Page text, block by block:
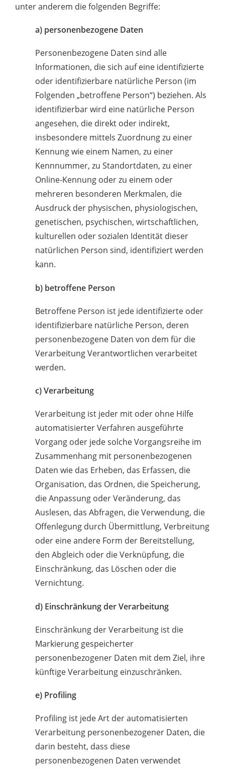
unter anderem die folgenden Begriffe:
a) personenbezogene Daten
Personenbezogene Daten sind alle
Informationen, die sich auf eine identifizierte
oder identifizierbare natürliche Person (im
Folgenden „betroffene Person“) beziehen. Als
identifizierbar wird eine natürliche Person
angesehen, die direkt oder indirekt,
insbesondere mittels Zuordnung zu einer
Kennung wie einem Namen, zu einer
Kennnummer, zu Standortdaten, zu einer
Online-Kennung oder zu einem oder
mehreren besonderen Merkmalen, die
Ausdruck der physischen, physiologischen,
genetischen, psychischen, wirtschaftlichen,
kulturellen oder sozialen Identität dieser
natürlichen Person sind, identifiziert werden
kann.
b) betroffene Person
Betroffene Person ist jede identifizierte oder
identifizierbare natürliche Person, deren
personenbezogene Daten von dem für die
Verarbeitung Verantwortlichen verarbeitet
werden.
c) Verarbeitung
Verarbeitung ist jeder mit oder ohne Hilfe
automatisierter Verfahren ausgeführte
Vorgang oder jede solche Vorgangsreihe im
Zusammenhang mit personenbezogenen
Daten wie das Erheben, das Erfassen, die
Organisation, das Ordnen, die Speicherung,
die Anpassung oder Veränderung, das
Auslesen, das Abfragen, die Verwendung, die
Offenlegung durch Übermittlung, Verbreitung
oder eine andere Form der Bereitstellung,
den Abgleich oder die Verknüpfung, die
Einschränkung, das Löschen oder die
Vernichtung.
d) Einschränkung der Verarbeitung
Einschränkung der Verarbeitung ist die
Markierung gespeicherter
personenbezogener Daten mit dem Ziel, ihre
künftige Verarbeitung einzuschränken.
e) Profiling
Profiling ist jede Art der automatisierten
Verarbeitung personenbezogener Daten, die
darin besteht, dass diese
personenbezogenen Daten verwendet